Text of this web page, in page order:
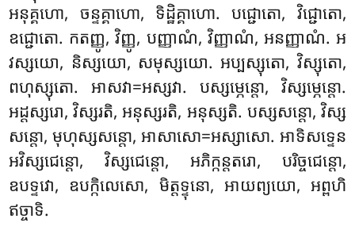
អនុគ្គហោ, ចន្ទគ្គាហោ, ទិដ្ឋិគ្គាហោ. បជ្ជោតោ, វិជ្ជោតោ,
ឧជ្ជោតោ. កតញ្ញូ, វិញ្ញូ, បញ្ញាណំ, វិញ្ញាណំ, អនញ្ញាណំ. អ
វស្សយោ, និស្សយោ, សមុស្សយោ. អប្បស្សុតោ, វិស្សុតោ,
ពហុស្សុតោ. អាសវា=អស្សវា. បស្សម្ភេន្តោ, វិស្សម្ភេន្តោ.
អដ្ដស្សរោ, វិស្សរតិ, អនុស្សរតិ, អនុស្សតិ. បស្សសន្តោ, វិស្ស
សន្តោ, មុហុស្សសន្តោ, អាសាសោ=អស្សាសោ. អាទិសទ្ទេន
អវិស្សជេន្តោ, វិស្សជេន្តោ, អភិក្កន្តតរោ, បរិច្ចជេន្តោ,
ឧបទ្ទវោ, ឧបក្កិលេសោ, មិត្តទ្ទុនោ, អាយព្យយោ, អព្ពហិ
ឥច្ចាទិ.